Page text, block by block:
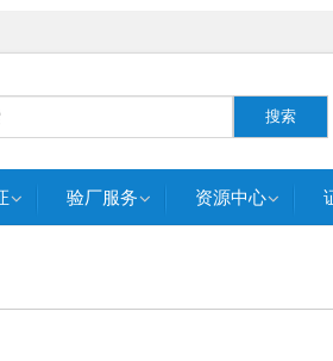
搜索
验厂服务 资源中心